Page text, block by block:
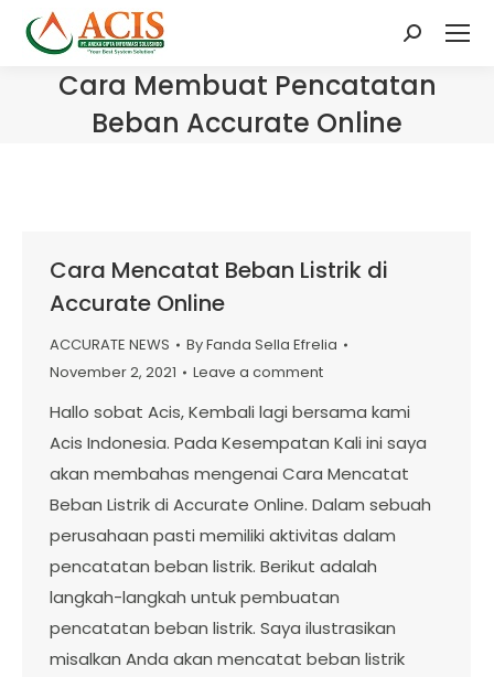
Search:
Cara Membuat Pencatatan
Beban Accurate Online
Cara Mencatat Beban Listrik di
Accurate Online
ACCURATE NEWS ByFanda Sella Efrelia
November 2, 2021
Leave a comment
Hallo sobat Acis, Kembali lagi bersama kami
Acis Indonesia. Pada Kesempatan Kali ini saya
akan membahas mengenai Cara Mencatat
Beban Listrik di Accurate Online. Dalam sebuah
perusahaan pasti memiliki aktivitas dalam
pencatatan beban listrik. Berikut adalah
langkah-langkah untuk pembuatan
pencatatan beban listrik. Saya ilustrasikan
misalkan Anda akan mencatat beban listrik